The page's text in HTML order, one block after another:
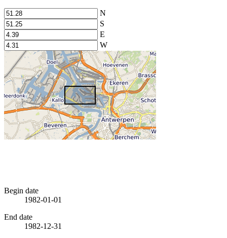
N
S
E
W
Begin date
1982-01-01
End date
1982-12-31